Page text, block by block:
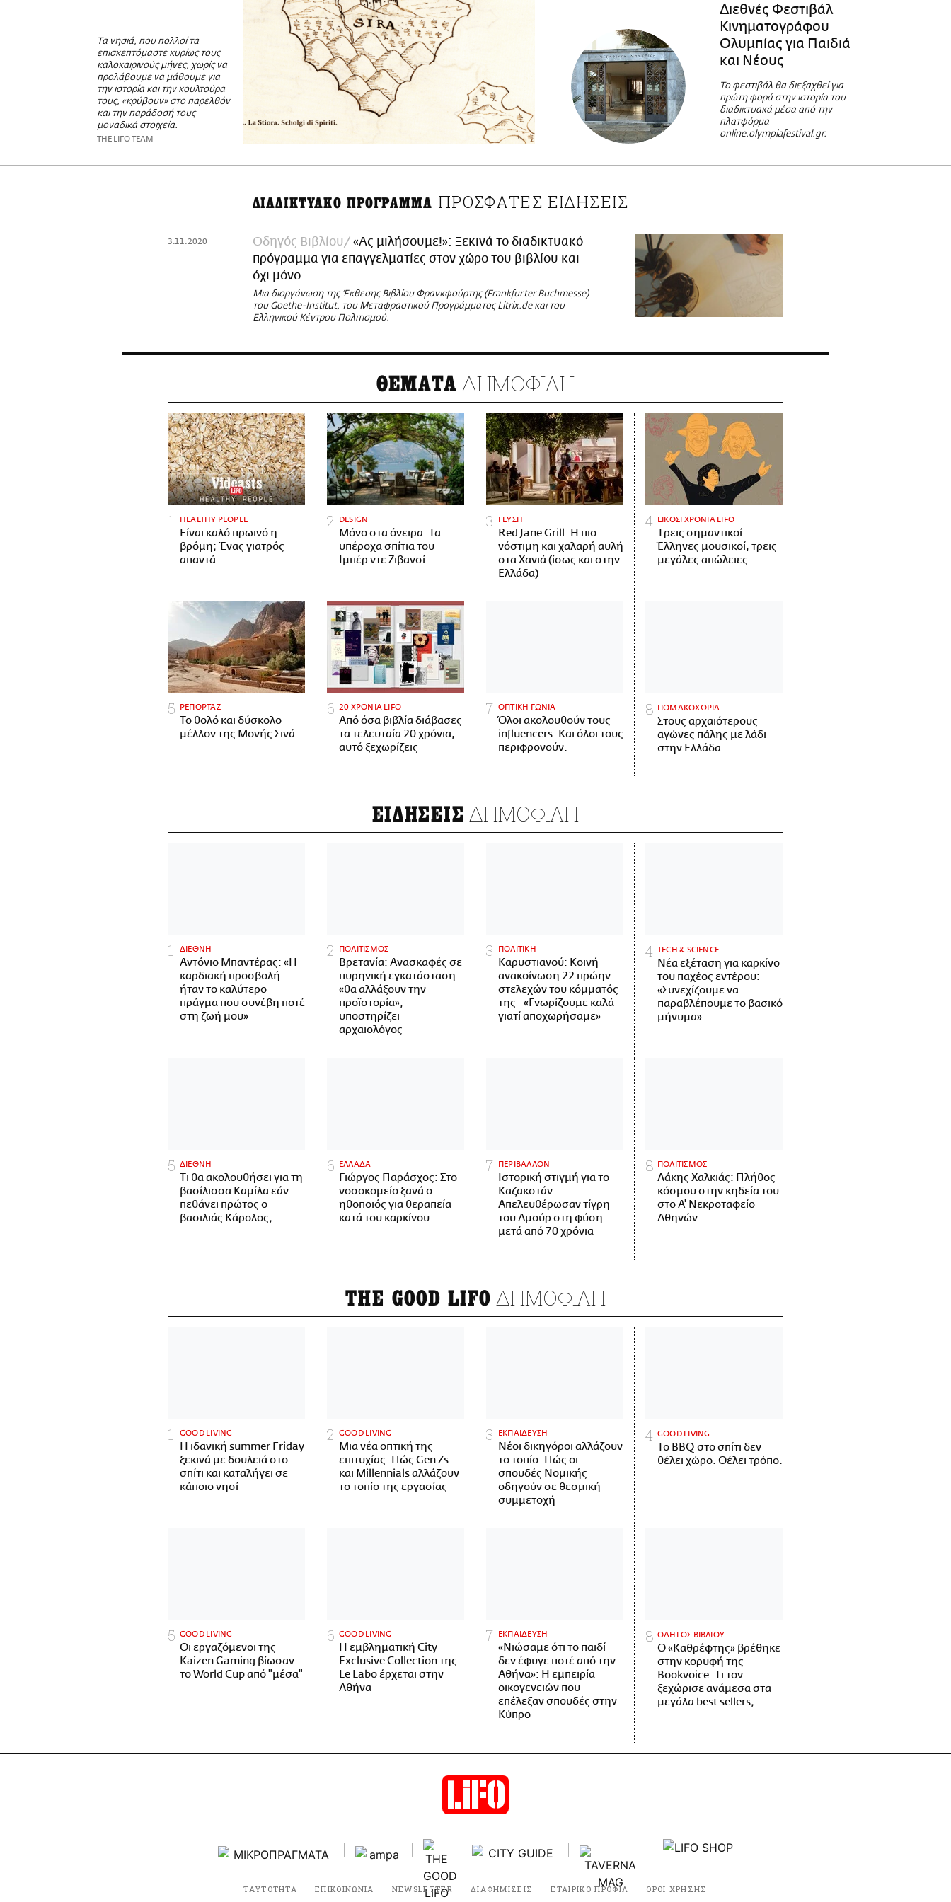
Τα νησιά, που πολλοί τα
επισκεπτόμαστε κυρίως τους
καλοκαιρινούς μήνες, χωρίς να
προλάβουμε να μάθουμε για
την ιστορία και την κουλτούρα
τους, «κρύβουν» στο παρελθόν
και την παράδοσή τους
μοναδικά στοιχεία.
THE LIFO TEAM
Διεθνές Φεστιβάλ
Κινηματογράφου
Ολυμπίας για Παιδιά
και Νέους
Το φεστιβάλ θα διεξαχθεί για
πρώτη φορά στην ιστορία του
διαδικτυακά μέσα από την
πλατφόρμα
online.olympiafestival.gr.
ΔΙΑΔΙΚΤΥΑΚΟ ΠΡΟΓΡΑΜΜΑ ΠΡΟΣΦΑΤΕΣ ΕΙΔΗΣΕΙΣ
3.11.2020 Οδηγός Βιβλίου
«Ας μιλήσουμε!»: Ξεκινά το διαδικτυακό
πρόγραμμα για επαγγελματίες στον χώρο του βιβλίου και
όχι μόνο
Μια διοργάνωση της Έκθεσης Βιβλίου Φρανκφούρτης (Frankfurter Buchmesse)
του Goethe-Institut, του Μεταφραστικού Προγράμματος Litrix.de και του
Ελληνικού Κέντρου Πολιτισμού.
ΘΕΜΑΤΑ ΔΗΜΟΦΙΛΗ
HEALTHY PEOPLE
Είναι καλό πρωινό η
βρόμη; Ένας γιατρός
απαντά
DESIGN
Μόνο στα όνειρα: Τα
υπέροχα σπίτια του
Ιμπέρ ντε Ζιβανσί
ΓΕΥΣΗ
Red Jane Grill: Η πιο
νόστιμη και χαλαρή αυλή
στα Χανιά (ίσως και στην
Ελλάδα)
ΕΙΚΟΣΙ ΧΡΟΝΙΑ LIFO
Tρεις σημαντικοί
Έλληνες μουσικοί, τρεις
μεγάλες απώλειες
ΡΕΠΟΡΤΑΖ
Το θολό και δύσκολο
μέλλον της Μονής Σινά
20 ΧΡΟΝΙΑ LIFO
Από όσα βιβλία διάβασες
τα τελευταία 20 χρόνια,
αυτό ξεχωρίζεις
ΟΠΤΙΚΗ ΓΩΝΙΑ
Όλοι ακολουθούν τους
influencers. Και όλοι τους
περιφρονούν.
ΠΟΜΑΚΟΧΩΡΙΑ
Στους αρχαιότερους
αγώνες πάλης με λάδι
στην Ελλάδα
ΕΙΔΗΣΕΙΣ ΔΗΜΟΦΙΛΗ
ΔΙΕΘΝΗ
Αντόνιο Μπαντέρας: «Η
καρδιακή προσβολή
ήταν το καλύτερο
πράγμα που συνέβη ποτέ
στη ζωή μου»
ΠΟΛΙΤΙΣΜΟΣ
Βρετανία: Ανασκαφές σε
πυρηνική εγκατάσταση
«θα αλλάξουν την
προϊστορία»,
υποστηρίζει
αρχαιολόγος
ΠΟΛΙΤΙΚΗ
Καρυστιανού: Κοινή
ανακοίνωση 22 πρώην
στελεχών του κόμματός
της - «Γνωρίζουμε καλά
γιατί αποχωρήσαμε»
ΤECH & SCIENCE
Νέα εξέταση για καρκίνο
του παχέος εντέρου:
«Συνεχίζουμε να
παραβλέπουμε το βασικό
μήνυμα»
ΔΙΕΘΝΗ
Τι θα ακολουθήσει για τη
βασίλισσα Καμίλα εάν
πεθάνει πρώτος ο
βασιλιάς Κάρολος;
ΕΛΛΑΔΑ
Γιώργος Παράσχος: Στο
νοσοκομείο ξανά ο
ηθοποιός για θεραπεία
κατά του καρκίνου
ΠΕΡΙΒΑΛΛΟΝ
Ιστορική στιγμή για το
Καζακστάν:
Απελευθέρωσαν τίγρη
του Αμούρ στη φύση
μετά από 70 χρόνια
ΠΟΛΙΤΙΣΜΟΣ
Λάκης Χαλκιάς: Πλήθος
κόσμου στην κηδεία του
στο Α' Νεκροταφείο
Αθηνών
THE GOOD LIFO ΔΗΜΟΦΙΛΗ
GOOD LIVING
Η ιδανική summer Friday
ξεκινά με δουλειά στο
σπίτι και καταλήγει σε
κάποιο νησί
GOOD LIVING
Μια νέα οπτική της
επιτυχίας: Πώς Gen Zs
και Millennials αλλάζουν
το τοπίο της εργασίας
ΕΚΠΑΙΔΕΥΣΗ
Νέοι δικηγόροι αλλάζουν
το τοπίο: Πώς οι
σπουδές Νομικής
οδηγούν σε θεσμική
συμμετοχή
GOOD LIVING
Το BBQ στο σπίτι δεν
θέλει χώρο. Θέλει τρόπο.
GOOD LIVING
Οι εργαζόμενοι της
Kaizen Gaming βίωσαν
το World Cup από "μέσα"
GOOD LIVING
Η εμβληματική City
Exclusive Collection της
Le Labo έρχεται στην
Αθήνα
ΕΚΠΑΙΔΕΥΣΗ
«Νιώσαμε ότι το παιδί
δεν έφυγε ποτέ από την
Αθήνα»: Η εμπειρία
οικογενειών που
επέλεξαν σπουδές στην
Κύπρο
ΟΔΗΓΟΣ ΒΙΒΛΙΟΥ
Ο «Καθρέφτης» βρέθηκε
στην κορυφή της
Bookvoice. Τι τον
ξεχώρισε ανάμεσα στα
μεγάλα best sellers;
ΤΑΥΤΟΤΗΤΑ ΕΠΙΚΟΙΝΩΝΙΑ NEWSLETTER ΔΙΑΦΗΜΙΣΕΙΣ ΕΤΑΙΡΙΚΟ ΠΡΟΦΙΛ
ΟΡΟΙ ΧΡΗΣΗΣ